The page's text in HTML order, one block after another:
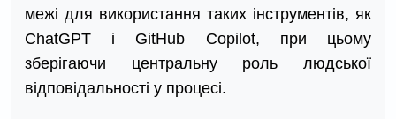
межі для використання таких інструментів, як
ChatGPT і GitHub Copilot, при цьому
зберігаючи центральну роль людської
відповідальності у процесі.